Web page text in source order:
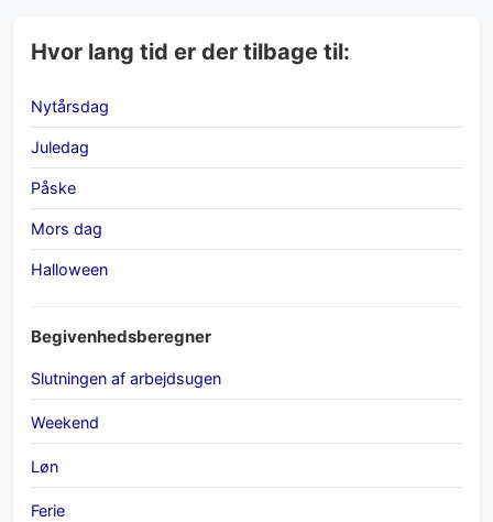
Hvor lang tid er der tilbage til:
Nytårsdag
Juledag
Påske
Mors dag
Halloween
Begivenhedsberegner
Slutningen af arbejdsugen
Weekend
Løn
Ferie